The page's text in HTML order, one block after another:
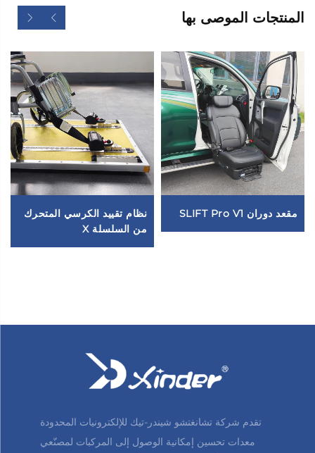
المنتجات الموصى بها
مقعد دوران SLIFT Pro V1
نظام تقييد الكرسي المتحرك
من السلسلة X
تقدم شركة تشانغتشو شيندر-تيك للإلكترونيات المحدودة
معدات تحسين إمكانية الوصول إلى المركبات لمصنّعي